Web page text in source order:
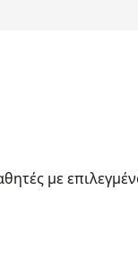
με